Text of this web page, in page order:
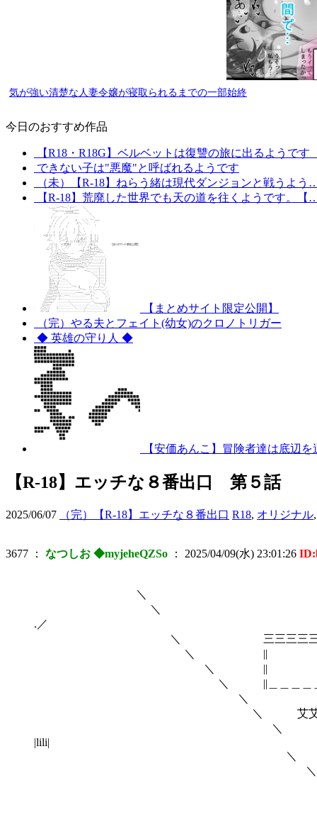
気が強い清楚な人妻令嬢が寝取られるまでの一部始終
今日のおすすめ作品
【R18・R18G】ベルベットは復讐の旅に出るようで
できない子は"悪魔"と呼ばれるようです
（未）【R-18】ねらう緒は現代ダンジョンと戦うよう
【R-18】荒廃した世界でも天の道を往くようです。【
【まとめサイト限定公開】
（完）やる夫とフェイト(幼女)のクロノトリガー
◆ 英雄の守り人 ◆
【安価あんこ】冒険者達は底辺
【R-18】エッチな８番出口 第５話
2025/06/07 （完）【R-18】エッチな８番出口 R18, オリジナル
3677 ： なつしお ◆myjeheQZSo ： 2025/04/09(水) 23:01:26
＼ ＼＿＿＿＿＿＿＿
.／
＼ 三三三三三三三三三三三三
＼ ||
＼ || | 【エ
＼ ||＿＿＿＿＿＿＿＿＿＿＿＿
＼ ＿＿＿＿＿
＼ 艾艾 ＼＿＿
|lili|
＼ ＿＿＿＿＿
＼ ＼＿＿＿＿